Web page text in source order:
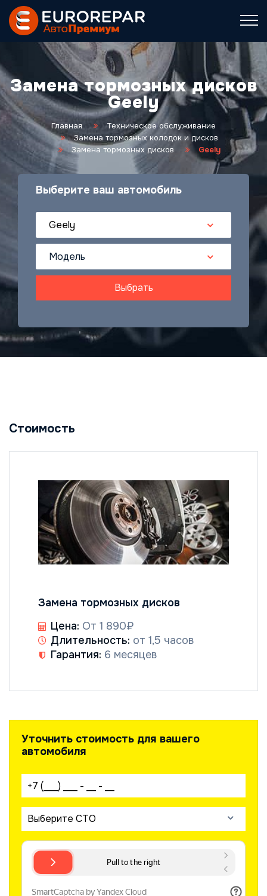
Замена тормозных дисков
Geely
Главная
Техническое обслуживание
Замена тормозных колодок и дисков
Замена тормозных дисков
Geely
Выберите ваш автомобиль
Geely
Модель
Выбрать
Стоимость
Замена тормозных дисков
Цена: От 1 890₽
Длительность: от 1,5 часов
Гарантия: 6 месяцев
Уточнить стоимость для вашего
автомобиля
Ваш телефон:
Выберите СТО